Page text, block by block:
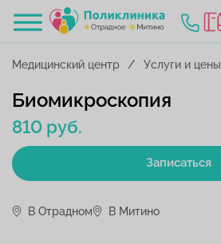
Медицинский центр Услуги и цены
810 руб.
Записаться
Биомикроскопия
В Отрадном В Митино